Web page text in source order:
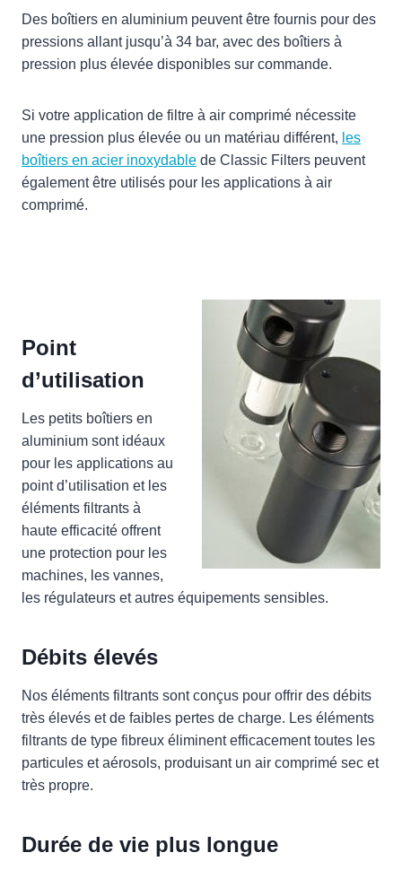
Des boîtiers en aluminium peuvent être fournis pour des
pressions allant jusqu’à 34 bar, avec des boîtiers à
pression plus élevée disponibles sur commande.
Si votre application de filtre à air comprimé nécessite
une pression plus élevée ou un matériau différent, les
boîtiers en acier inoxydable de Classic Filters peuvent
également être utilisés pour les applications à air
comprimé.
Point
d’utilisation
Les petits boîtiers en
aluminium sont idéaux
pour les applications au
point d’utilisation et les
éléments filtrants à
haute efficacité offrent
une protection pour les
machines, les vannes,
les régulateurs et autres équipements sensibles.
Débits élevés
Nos éléments filtrants sont conçus pour offrir des débits
très élevés et de faibles pertes de charge. Les éléments
filtrants de type fibreux éliminent efficacement toutes les
particules et aérosols, produisant un air comprimé sec et
très propre.
Durée de vie plus longue